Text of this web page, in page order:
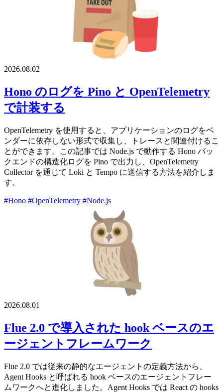
2026.08.02
Hono のログを Pino と OpenTelemetry
で計装する
OpenTelemetry を使用すると、アプリケーションのログをベ
ンダーに依存しない形式で収集し、トレースと関連付けるこ
とができます。この記事では Node.js で動作する Hono バッ
クエンドの構造化ログを Pino で出力し、OpenTelemetry
Collector を通じて Loki と Tempo に送信する方法を紹介しま
す。
#Hono #OpenTelemetry #Node.js
2026.08.01
Flue 2.0 で導入された hook ベースのエ
ージェントフレームワーク
Flue 2.0 では従来の静的なエージェントの定義方法から、
Agent Hooks と呼ばれる hook ベースのエージェントフレー
ムワークへと進化しました。Agent Hooks では React の hooks